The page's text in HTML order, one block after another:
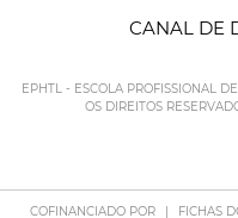
CANAL DE
EPHTL - ESCOLA PROFISSIONAL
OS DIREITOS
COFINANCIADO POR | FICHAS